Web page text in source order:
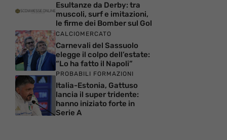
Esultanze da Derby: tra
muscoli, surf e imitazioni,
le firme dei Bomber sul Gol
CALCIOMERCATO
Carnevali del Sassuolo
elegge il colpo dell’estate:
“Lo ha fatto il Napoli”
PROBABILI FORMAZIONI
Italia-Estonia, Gattuso
lancia il super tridente:
hanno iniziato forte in
Serie A